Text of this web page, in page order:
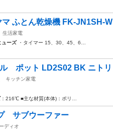
ふとん乾燥機 FK-JN1SH-W
生活家電
ューズ・タイマー 15、30、45、6…
ル ポット LD2S02 BK ニトリ
キッチン家電
：216℃ ■主な材質(本体)：ポリ…
サブウーファー
ディオ